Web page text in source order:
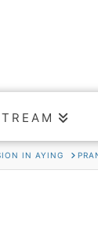
IN AYING